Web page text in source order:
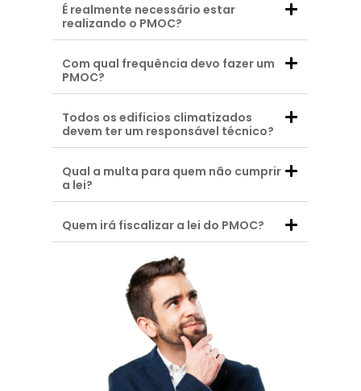
É realmente necessário estar
realizando o PMOC?
Com qual frequência devo fazer um
PMOC?
Todos os edificios climatizados
devem ter um responsável técnico?
Qual a multa para quem não cumprir
a lei?
Quem irá fiscalizar a lei do PMOC?